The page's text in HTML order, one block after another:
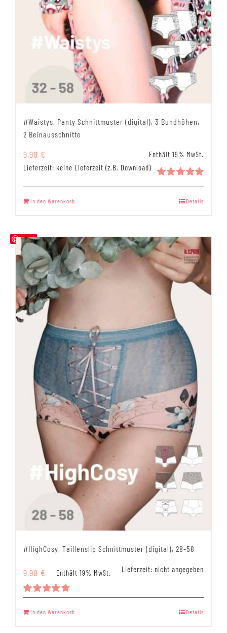
#Waistys, Panty Schnittmuster (digital), 3 Bundhöhen,
2 Beinausschnitte
Bewertet
9,90 € Enthält 19% MwSt.
Lieferzeit: keine Lieferzeit (z.B. Download)
In den Warenkorb Details
Save
#HighCosy, Taillenslip Schnittmuster (digital), 28-58
mit5.00
9,90 € Enthält 19% MwSt. Lieferzeit: nicht angegeben
In den Warenkorb Details